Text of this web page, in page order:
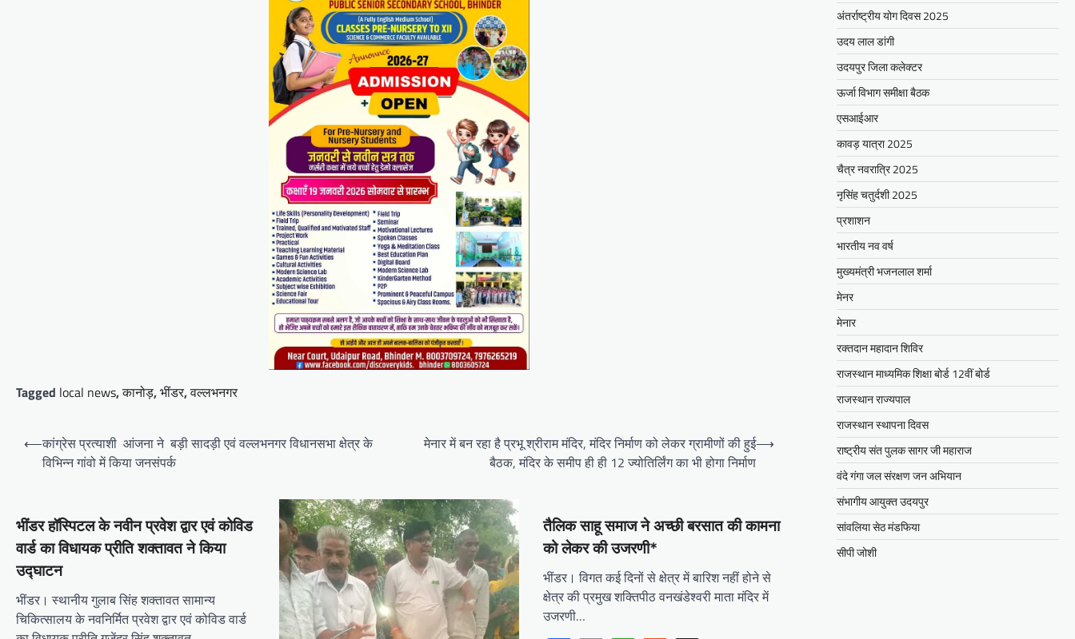
Tagged local news,कानोड़,भींडर,वल्लभनगर
Post
navigation
⟵कांग्रेस प्रत्याशी आंजना ने बड़ी सादड़ी एवं वल्लभनगर विधानसभा क्षेत्र के
विभिन्न गांवो में किया जनसंपर्क
मेनार में बन रहा है प्रभू श्रीराम मंदिर, मंदिर निर्माण को लेकर ग्रामीणों की हुई
बैठक, मंदिर के समीप ही ही 12 ज्योतिर्लिंग का भी होगा निर्माण
⟶
भींडर हॉस्पिटल के नवीन प्रवेश द्वार एवं कोविड
वार्ड का विधायक प्रीति शक्तावत ने किया
उद्घाटन
भींडर। स्थानीय गुलाब सिंह शक्तावत सामान्य
चिकित्सालय के नवनिर्मित प्रवेश द्वार एवं कोविड वार्ड
तैलिक साहू समाज ने अच्छी बरसात की कामना
को लेकर की उजरणी*
भींडर। विगत कई दिनों से क्षेत्र में बारिश नहीं होने से
क्षेत्र की प्रमुख शक्तिपीठ वनखंडेश्वरी माता मंदिर में
उजरणी…
अंतर्राष्ट्रीय योग दिवस 2025
उदय लाल डांगी
उदयपुर जिला कलेक्टर
ऊर्जा विभाग समीक्षा बैठक
एसआईआर
कावड़ यात्रा 2025
चैत्र नवरात्रि 2025
नृसिंह चतुर्दशी 2025
प्रशाशन
भारतीय नव वर्ष
मुख्यमंत्री भजनलाल शर्मा
मेनर
मेनार
रक्तदान महादान शिविर
राजस्थान माध्यमिक शिक्षा बोर्ड 12वीं बोर्ड
राजस्थान राज्यपाल
राजस्थान स्थापना दिवस
राष्ट्रीय संत पुलक सागर जी महाराज
वंदे गंगा जल संरक्षण जन अभियान
संभागीय आयुक्त उदयपुर
सांवलिया सेठ मंडफिया
सीपी जोशी
ग्राम रथ अभियान पहुंचा लकड़वास,
सांसद सीपी जोशी ने सुनी ग्रामीणों की
May 10, 2026
मेवाड़ी खबर@उदयपुर। राजस्थान सरकार द्वारा गांव के
अंतिम पायदान पर बैठे व्यक्ति तक योजनाओं का लाभ
WhatsApp
Reddit
X
दूरसंचार सलाहकार समिति की बैठक
April 22, 2026
मेवाड़ी खबर@उदयपुर।दूर संचार सलाहकार समिति की
बैठक बुधवार को भारत संचार निगम लिमिटेड बीएसएनएल के
सभागार में सांसद उदयपुर डॉ.…
Facebook
EmailWhatsApp
Reddit
X
Share
BLOG
मुख्यमंत्री का उदयपुर दौरा’मुख्यमंत्री
भजनलाल शर्मा ने उदयपुर जिले को दी
विभिन्न विकास कार्यों की सौगातें’’421
करोड़ रुपये के कार्यों का किया
लोकार्पण एवं शिलान्यास’’महत्वाकांक्षी